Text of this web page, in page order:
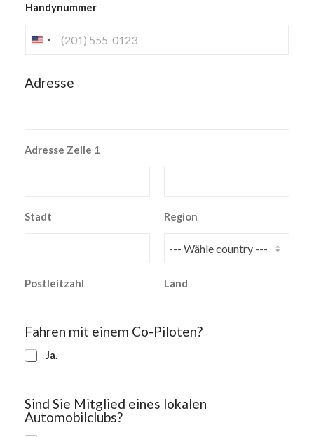
Handynummer
Adresse
Adresse Zeile 1
Stadt Region
Postleitzahl Land
Fahren mit einem Co-Piloten?
Ja.
Sind Sie Mitglied eines lokalen
Automobilclubs?